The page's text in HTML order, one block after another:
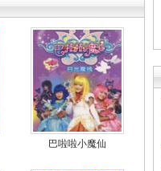
巴啦啦小魔仙